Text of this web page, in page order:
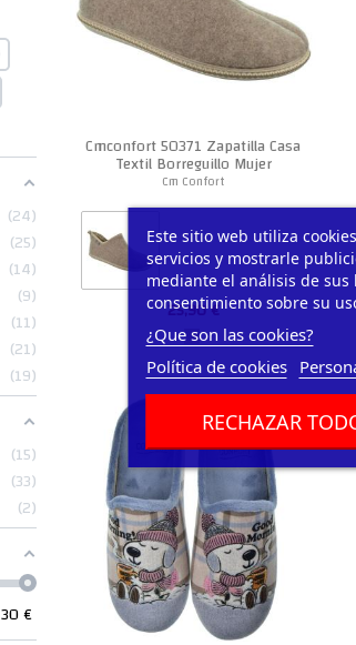
Este sitio web utiliza
servicios y mostrarle
mediante el análisis de
consentimiento sobre su
¿Que son las cookies?
Política de cookies
RECHAZAR
Cmconfort 50371 Zapatilla Casa
Textil Borreguillo Mujer
Cm Confort
25,90 €
24
25
14
9
11
21
19
15
33
2
30€